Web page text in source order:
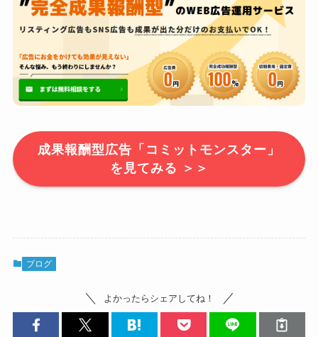
成果報酬型広告「コミットモンスター」
を見てみる ＞＞
ブログ
よかったらシェアしてね！